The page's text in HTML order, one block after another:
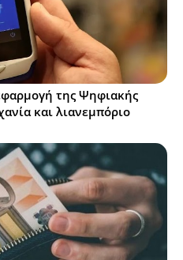
της Ψηφιακής
και λιανεμπόριο